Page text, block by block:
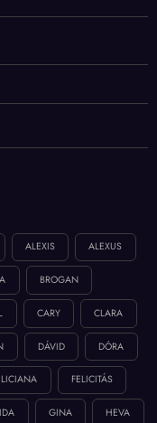
ALEXIS ALEXUS
BROGAN
CARY CLARA
DÁVID DÓRA
FELICITÁS
GINA HEVA